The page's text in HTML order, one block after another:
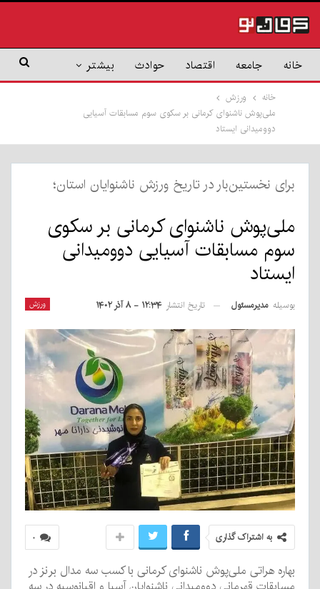
خانه جامعه اقتصاد حوادث بیشتر
خانه
ورزش
ملی‌پوش ناشنوای کرمانی بر سکوی سوم مسابقات آسیایی
دوومیدانی ایستاد
برای نخستین‌بار در تاریخ ورزش ناشنوایان استان؛
ملی‌پوش ناشنوای کرمانی بر سکوی
سوم مسابقات آسیایی دوومیدانی
ایستاد
ورزش بوسیله مدیرمسئول تاریخ انتشار ۱۲:۳۴ - ۸ آذر ۱۴۰۲
۰ به اشتراک گذاری
بهاره هراتی ملی‌پوش ناشنوای کرمانی با کسب سه مدال برنز در